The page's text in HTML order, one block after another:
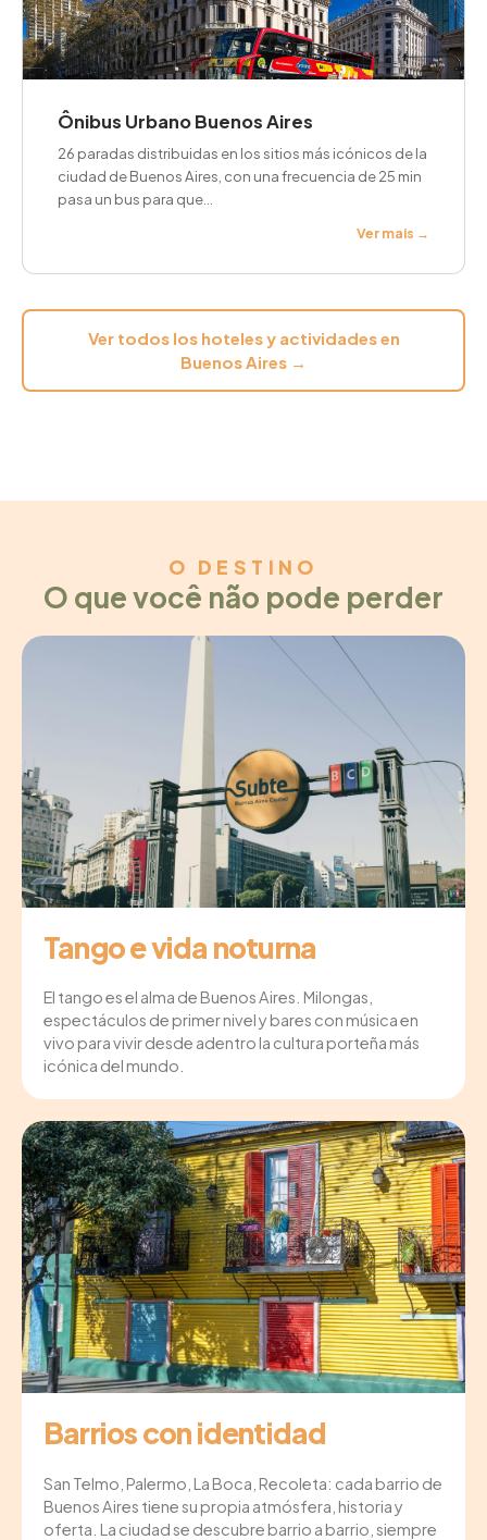
Ônibus Urbano Buenos Aires
26 paradas distribuidas en los sitios más icónicos de la
ciudad de Buenos Aires, con una frecuencia de 25 min
pasa un bus para que...
Ver mais →
Ver todos los hoteles y actividades en
Buenos Aires →
O DESTINO
O que você não pode perder
Tango e vida noturna
El tango es el alma de Buenos Aires. Milongas,
espectáculos de primer nivel y bares con música en
vivo para vivir desde adentro la cultura porteña más
icónica del mundo.
Barrios con identidad
San Telmo, Palermo, La Boca, Recoleta: cada barrio de
Buenos Aires tiene su propia atmósfera, historia y
oferta. La ciudad se descubre barrio a barrio, siempre